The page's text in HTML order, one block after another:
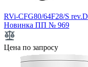
RVi-CFG80/64F28/S rev.D
Новинка ПП № 969
Цена по запросу